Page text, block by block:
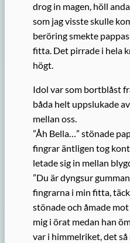
drog in magen, höll
som jag visste skulle
beröring smekte
fitta. Det pirrade i hela
högt.
Idol var som bortblåst
båda helt uppslukade
mellan oss.
”Åh Bella…” stönade
fingrar äntligen tog
letade sig in mellan
”Du är dyngsur
fingrarna i min fitta,
stönade och åmade
mig i örat medan han
var i himmelriket, det